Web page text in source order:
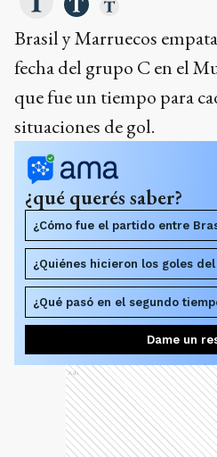
Brasil y Marruecos
fecha del grupo C en el
que fue un tiempo para
situaciones de gol.
¿qué querés saber?
¿Cómo fue el partido entre
¿Quiénes hicieron los goles
¿Qué pasó en el segundo
Dame un
Ads